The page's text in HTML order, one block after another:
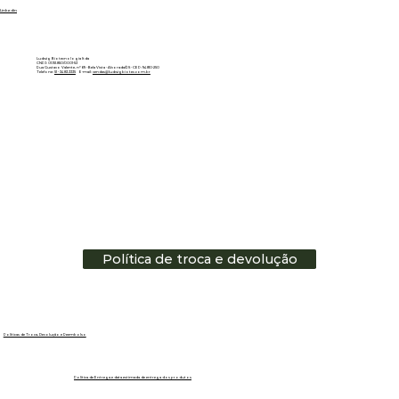
Política de Entrega e data estimada de entrega dos produtos
Políticas de Troca, Devolução e Reembolso
Ludwig Biotecnologia ltda
CNPJ: 01.151.850/0001-53
Rua Gustavo Valente, nº 69 - Bela Vista - Alvorada/RS - CEP: 94810-250
Telefone: 51 - 3483.3335E-mail: vendas@ludwigbiotec.com.br
Linkedin
Política de troca e devolução